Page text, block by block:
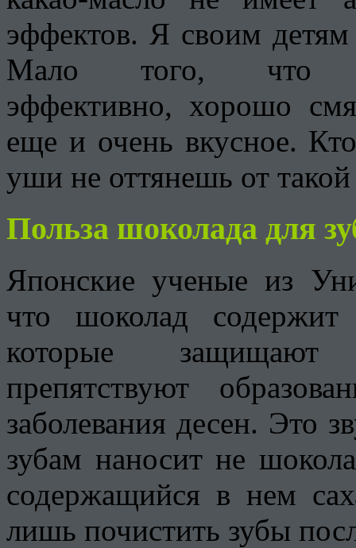
эффектов. Я своим
Мало того, что
эффективно, хорошо
еще и очень вкусное.
уши не оттянешь от
Польза шоколада для
Японские ученые из
что шоколад содержит
которые
препятствуют
заболевания десен. Это
зубам наносит не
содержащийся в нем
лишь почистить зубы